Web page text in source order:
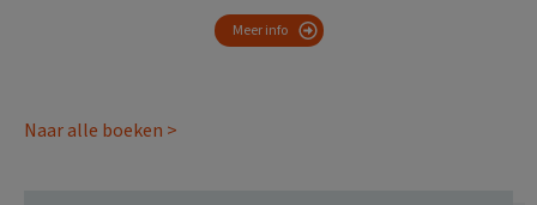
Meer info
Naar alle boeken >